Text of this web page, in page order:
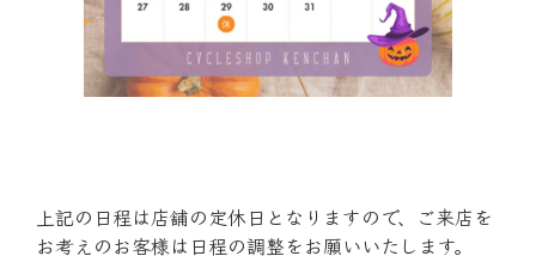
上記の日程は店舗の定休日となりますので、ご来店を
お考えのお客様は日程の調整をお願いいたします。